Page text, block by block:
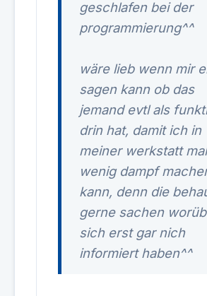
geschlafen bei der
programmierung^^
wäre lieb wenn mir
sagen kann ob das
jemand evtl als
drin hat, damit ich in
meiner werkstatt
wenig dampf
kann, denn die
gerne sachen
sich erst gar nich
informiert haben^^